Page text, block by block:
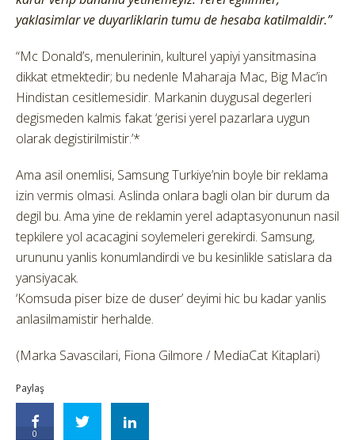
yaklasimlar ve duyarliklarin tumu de hesaba katilmaldir.”
“Mc Donald’s, menulerinin, kulturel yapiyi yansitmasina
dikkat etmektedir; bu nedenle Maharaja Mac, Big Mac’in
Hindistan cesitlemesidir. Markanin duygusal degerleri
degismeden kalmis fakat ‘gerisi yerel pazarlara uygun
olarak degistirilmistir.’*
Ama asil onemlisi, Samsung Turkiye’nin boyle bir reklama
izin vermis olmasi. Aslinda onlara bagli olan bir durum da
degil bu. Ama yine de reklamin yerel adaptasyonunun nasil
tepkilere yol acacagini soylemeleri gerekirdi. Samsung,
urununu yanlis konumlandirdi ve bu kesinlikle satislara da
yansiyacak.
‘Komsuda piser bize de duser’ deyimi hic bu kadar yanlis
anlasilmamistir herhalde.
(Marka Savascilari, Fiona Gilmore / MediaCat Kitaplari)
Paylaş
0